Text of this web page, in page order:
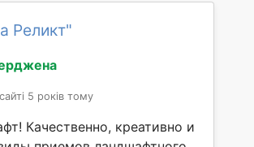
Реликт"
5 років тому
Качественно, креативно и